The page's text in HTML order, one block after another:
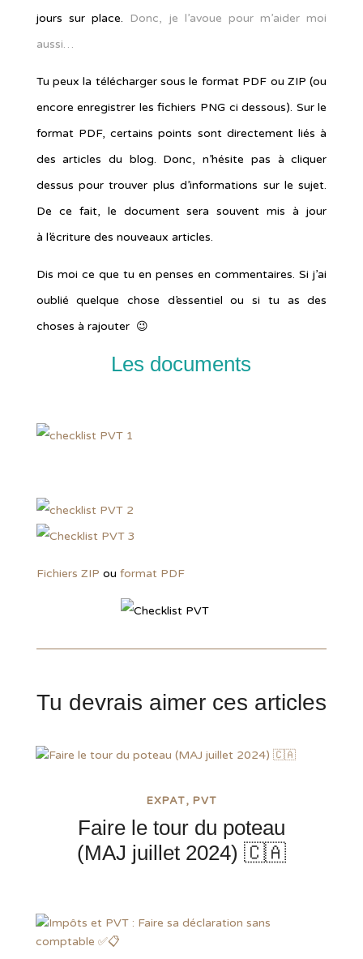
jours sur place. Donc, je l’avoue pour m’aider moi
aussi…
Tu peux la télécharger sous le format PDF ou ZIP (ou
encore enregistrer les fichiers PNG ci dessous). Sur le
format PDF, certains points sont directement liés à
des articles du blog. Donc, n’hésite pas à cliquer
dessus pour trouver plus d’informations sur le sujet.
De ce fait, le document sera souvent mis à jour
à l’écriture des nouveaux articles.
Dis moi ce que tu en penses en commentaires. Si j’ai
oublié quelque chose d’essentiel ou si tu as des
choses à rajouter 😉
Les documents
Fichiers ZIP ou format PDF
Tu devrais aimer ces articles
Faire le tour du poteau
(MAJ juillet 2024) 🇨🇦
EXPAT PVT